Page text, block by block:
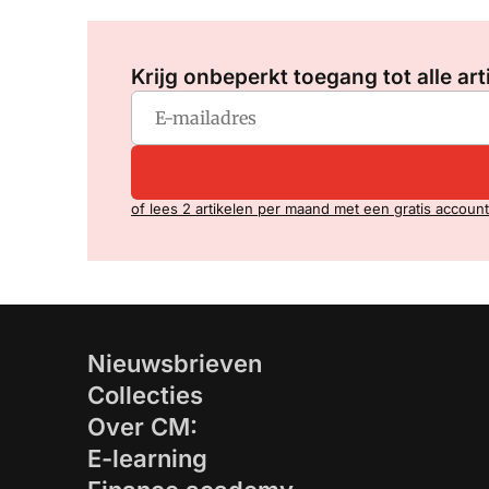
Krijg onbeperkt toegang tot alle
of lees 2 artikelen per maand met een gratis account
Nieuwsbrieven
Collecties
Over CM:
E-learning